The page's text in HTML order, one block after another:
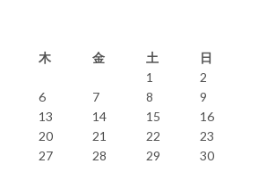
木 金 土
日
1
2
6 7 8
9
13 14 15
16
20 21 22
23
27 28 29
30